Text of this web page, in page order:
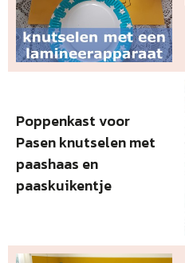
Poppenkast voor
Pasen knutselen met
paashaas en
paaskuikentje